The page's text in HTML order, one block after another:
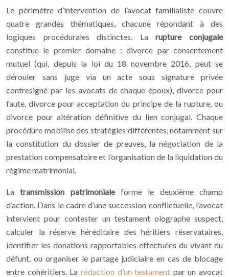
Le périmètre d’intervention de l’avocat familialiste couvre
quatre grandes thématiques, chacune répondant à des
logiques procédurales distinctes. Larupture conjugale
constitue le premier domaine : divorce par consentement
mutuel (qui, depuis la loi du 18 novembre 2016, peut se
dérouler sans juge via un acte sous signature privée
contresigné par les avocats de chaque époux), divorce pour
faute, divorce pour acceptation du principe de la rupture, ou
divorce pour altération définitive du lien conjugal. Chaque
procédure mobilise des stratégies différentes, notamment sur
la constitution du dossier de preuves, la négociation de la
prestation compensatoire et l’organisation de la liquidation du
régime matrimonial.
Latransmission patrimonialeforme le deuxième champ
d’action. Dans le cadre d’unesuccession conflictuelle, l’avocat
intervient pour contester un testament olographe suspect,
calculer la réserve héréditaire des héritiers réservataires,
identifier les donations rapportables effectuées du vivant du
défunt, ou organiser le partage judiciaire en cas de blocage
entre cohéritiers. La rédaction d’un testament par un avocat